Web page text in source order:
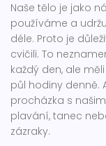
Naše tělo je jako
používáme a
déle. Proto je
cvičili. To
každý den, ale
půl hodiny denně.
procházka s
plavání, tanec
zázraky.